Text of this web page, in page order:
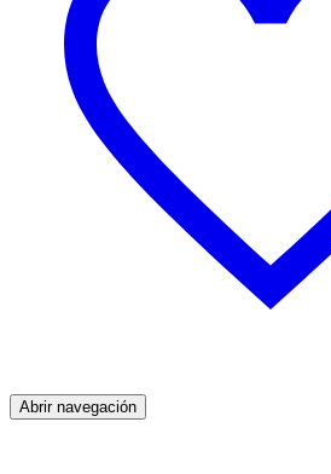
Abrir navegación